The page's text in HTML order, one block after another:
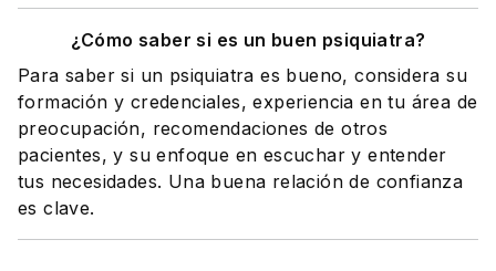
¿Cómo saber si es un buen psiquiatra?
Para saber si un psiquiatra es bueno, considera su
formación y credenciales, experiencia en tu área de
preocupación, recomendaciones de otros
pacientes, y su enfoque en escuchar y entender
tus necesidades. Una buena relación de confianza
es clave.